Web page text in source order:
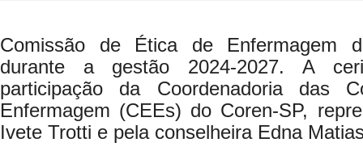
Comissão de Ética de Enfermagem
durante a gestão 2024-2027. A
participação da Coordenadoria das
Enfermagem (CEEs) do Coren-SP,
Ivete Trotti e pela conselheira Edna